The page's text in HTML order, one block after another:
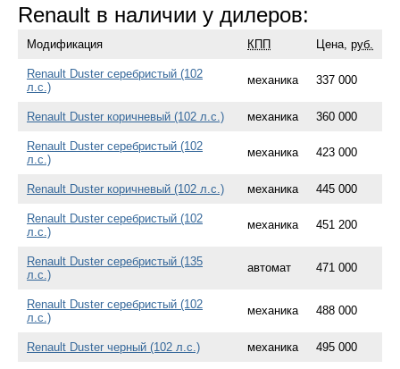
Renault в наличии у дилеров:
Модификация КПП Цена, руб.
Renault Duster серебристый (102
л.с.)
механика 337 000
Renault Duster коричневый (102 л.с.) механика 360 000
Renault Duster серебристый (102
л.с.)
механика 423 000
Renault Duster коричневый (102 л.с.) механика 445 000
Renault Duster серебристый (102
л.с.)
механика 451 200
Renault Duster серебристый (135
л.с.)
автомат 471 000
Renault Duster серебристый (102
л.с.)
механика 488 000
Renault Duster черный (102 л.с.) механика 495 000